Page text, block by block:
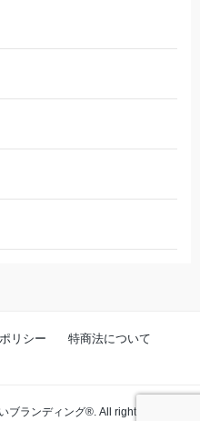
リシー
特商法について
ブランディング®️. All rights reserved.